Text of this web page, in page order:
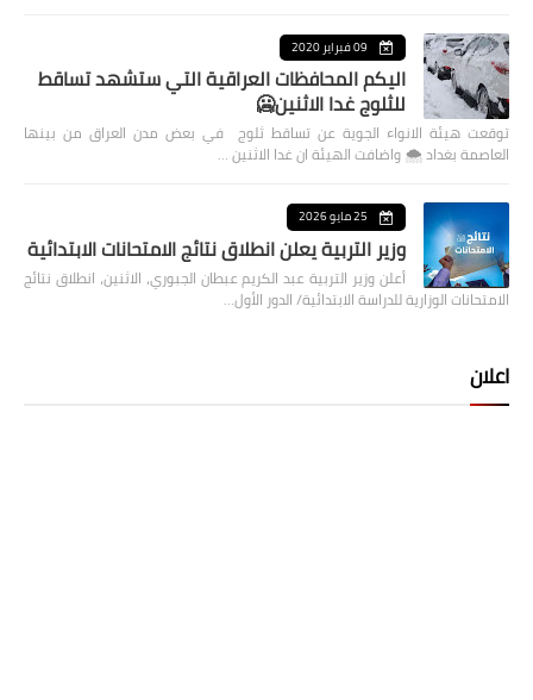
09 فبراير 2020
اليكم المحافظات العراقية التي ستشهد تساقط
للثلوج غدا الاثنين🥶
توقعت هيئة الانواء الجوية عن تساقط ثلوج في بعض مدن العراق من بينها
العاصمة بغداد ⁦🌨️⁩ واضافت الهيئة ان غدا الاثنين …
25 مايو 2026
وزير التربية يعلن انطلاق نتائج الامتحانات الابتدائية
أعلن وزير التربية عبد الكريم عبطان الجبوري، الاثنين، انطلاق نتائج
الامتحانات الوزارية للدراسة الابتدائية/ الدور الأول…
اعلان